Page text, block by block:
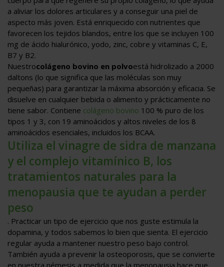
a aliviar los dolores articulares y a conseguir una piel de
aspecto más joven. Está enriquecido con nutrientes que
favorecen los tejidos blandos, entre los que se incluyen 100
mg de ácido hialurónico, yodo, zinc, cobre y vitaminas C, E,
B7 y B2.
Nuestrocolágeno bovino en polvoestá hidrolizado a 2000
daltons (lo que significa que las moléculas son muy
pequeñas) para garantizar la máxima absorción y eficacia. Se
disuelve en cualquier bebida o alimento y prácticamente no
tiene sabor. Contiene colágeno bovino 100 % puro de los
tipos 1 y 3, con 19 aminoácidos y altos niveles de los 8
aminoácidos esenciales, incluidos los BCAA.
Utiliza el vinagre de sidra de manzana
y el complejo vitamínico B, los
tratamientos naturales para la
menopausia que te ayudan a perder
peso
. Practicar un tipo de ejercicio que nos guste estimula la
dopamina, y todos sabemos lo bien que sienta. El ejercicio
regular ayuda a mantener nuestro peso bajo control.
También ayuda a prevenir la osteoporosis, que se convierte